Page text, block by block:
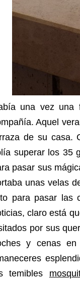
una vez una
Aquel
de su casa.
superar los 35
pasar sus
unas velas
para pasar las
claro está
por sus
y cenas
temibles